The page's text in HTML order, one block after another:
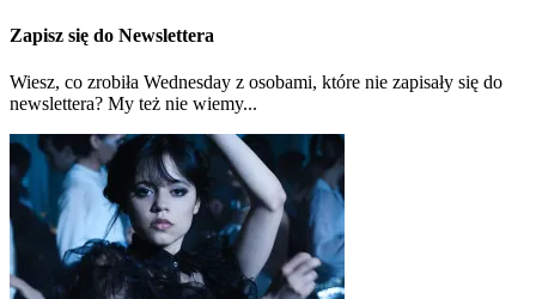
Zapisz się do Newslettera
Wiesz, co zrobiła Wednesday z osobami, które nie zapisały się do
newslettera? My też nie wiemy...